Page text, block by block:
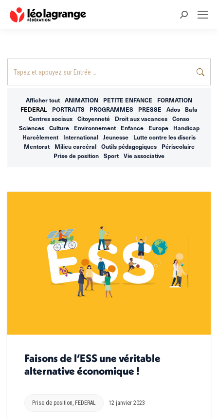
Recherche
Afficher tout ANIMATION PETITE ENFANCE
FORMATION
FEDERAL
PORTRAITS PROGRAMMES PRESSE Ados
Bafa
Centres sociaux
Citoyenneté Droit aux vacances
Conso
Sciences
Culture Environnement Enfance Europe
Handicap
Harcèlement
International Jeunesse
Lutte contre les discris
Mentorat
Milieu carcéral Outils pédagogiques
Périscolaire
Prise de position
Sport Vie associative
Faisons de l’ESS une véritable
alternative économique !
Prise de position, FEDERAL 12 janvier 2023